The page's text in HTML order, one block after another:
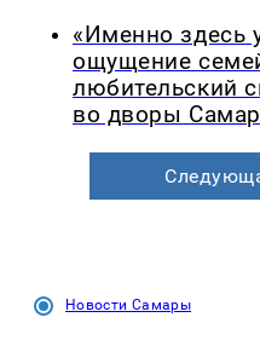
«Именно здесь
ощущение
любительский
во дворы
Новости Самары